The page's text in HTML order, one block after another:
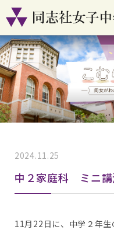
コ
2024.11.25
中２家庭科 ミニ講
11月22日に、中学２年